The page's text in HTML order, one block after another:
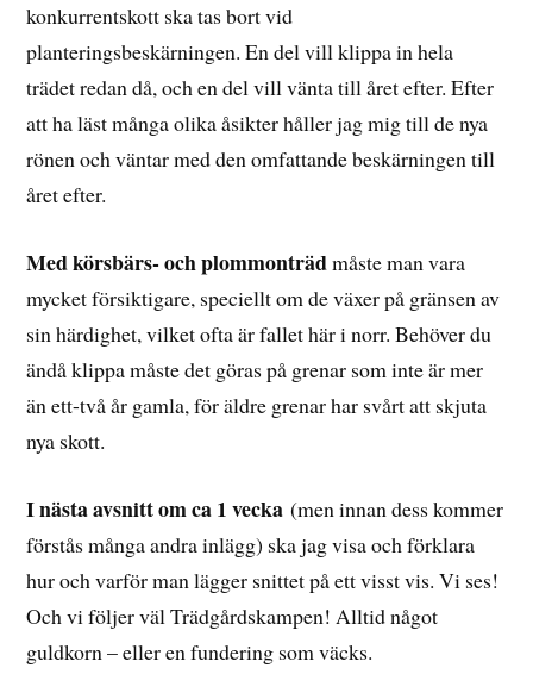
konkurrentskott ska tas bort vid
planteringsbeskärningen. En del vill klippa in hela
trädet redan då, och en del vill vänta till året efter. Efter
att ha läst många olika åsikter håller jag mig till de nya
rönen och väntar med den omfattande beskärningen till
året efter.
Med körsbärs- och plommonträdmåste man vara
mycket försiktigare, speciellt om de växer på gränsen av
sin härdighet, vilket ofta är fallet här i norr. Behöver du
ändå klippa måste det göras på grenar som inte är mer
än ett-två år gamla, för äldre grenar har svårt att skjuta
nya skott.
I nästa avsnitt om ca 1 vecka (men innan dess kommer
förstås många andra inlägg) ska jag visa och förklara
hur och varför man lägger snittet på ett visst vis. Vi ses!
Och vi följer väl Trädgårdskampen! Alltid något
guldkorn – eller en fundering som väcks.